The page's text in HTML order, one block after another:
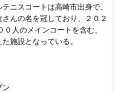
ニスコートは高崎市出身で、
んの名を冠しており、２０２
人のメインコートを含む、
施設となっている。
ン